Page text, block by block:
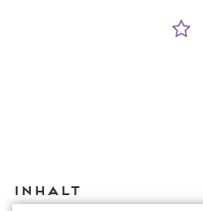
Inhalt